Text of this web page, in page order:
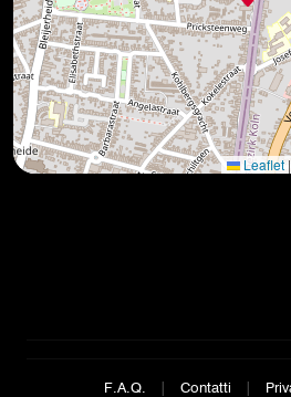
Leaflet |
F.A.Q. | Contatti |